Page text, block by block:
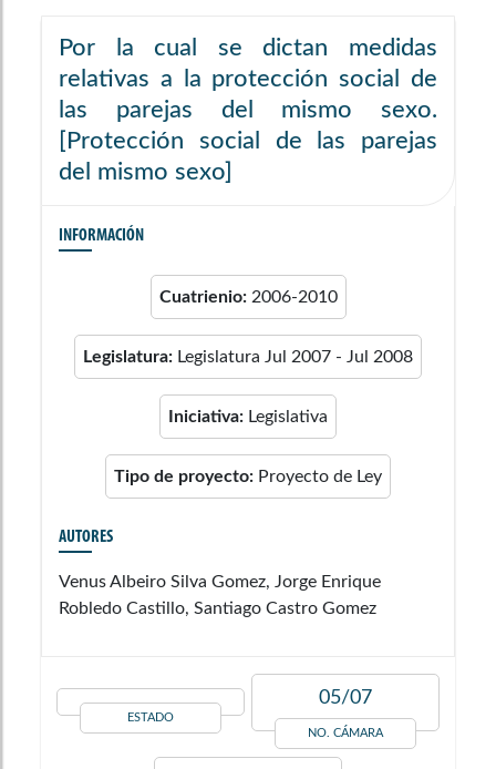
Por la cual se dictan medidas
relativas a la protección social de
las parejas del mismo sexo.
[Protección social de las parejas
del mismo sexo]
INFORMACIÓN
Cuatrienio: 2006-2010
Legislatura: Legislatura Jul 2007 - Jul 2008
Iniciativa: Legislativa
Tipo de proyecto: Proyecto de Ley
AUTORES
Venus Albeiro Silva Gomez, Jorge Enrique
Robledo Castillo, Santiago Castro Gomez
ESTADO
05/07
NO. CÁMARA